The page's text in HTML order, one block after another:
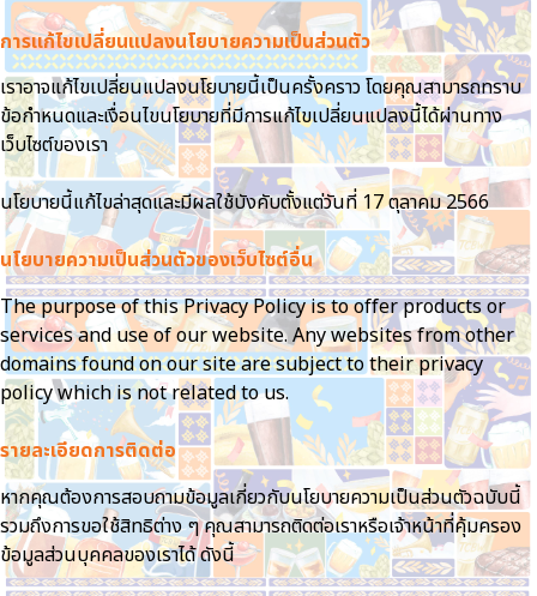
การแก้ไขเปลี่ยนแปลงนโยบายความเป็นส่วนตัว
เราอาจแก้ไขเปลี่ยนแปลงนโยบายนี้เป็นครั้งคราว โดยคุณสามารถทราบ
ข้อกำหนดและเงื่อนไขนโยบายที่มีการแก้ไขเปลี่ยนแปลงนี้ได้ผ่านทาง
เว็บไซต์ของเรา
นโยบายนี้แก้ไขล่าสุดและมีผลใช้บังคับตั้งแต่วันที่ 17 ตุลาคม 2566
นโยบายความเป็นส่วนตัวของเว็บไซต์อื่น
The purpose of this Privacy Policy is to offer products or
services and use of our website. Any websites from other
domains found on our site are subject to their privacy
policy which is not related to us.
รายละเอียดการติดต่อ
หากคุณต้องการสอบถามข้อมูลเกี่ยวกับนโยบายความเป็นส่วนตัวฉบับนี้
รวมถึงการขอใช้สิทธิต่าง ๆ คุณสามารถติดต่อเราหรือเจ้าหน้าที่คุ้มครอง
ข้อมูลส่วนบุคคลของเราได้ ดังนี้